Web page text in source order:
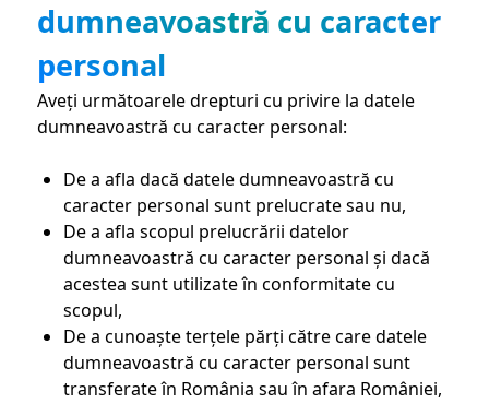
dumneavoastră cu caracter
personal
Aveți următoarele drepturi cu privire la datele
dumneavoastră cu caracter personal:
De a afla dacă datele dumneavoastră cu
caracter personal sunt prelucrate sau nu,
De a afla scopul prelucrării datelor
dumneavoastră cu caracter personal și dacă
acestea sunt utilizate în conformitate cu
scopul,
De a cunoaște terțele părți către care datele
dumneavoastră cu caracter personal sunt
transferate în România sau în afara României,